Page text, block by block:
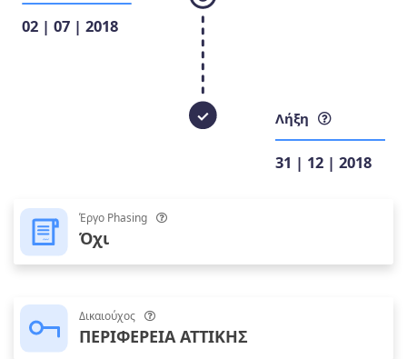
02 | 07 | 2018
Λήξη
31 | 12 | 2018
Έργο Phasing
Όχι
Δικαιούχος
ΠΕΡΙΦΕΡΕΙΑ ΑΤΤΙΚΗΣ